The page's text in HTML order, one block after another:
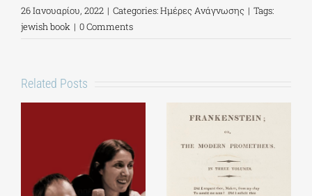
26 Ιανουαρίου, 2022 | Categories:Ημέρες Ανάγνωσης | Tags:
jewish book | 0 Comments
Related Posts